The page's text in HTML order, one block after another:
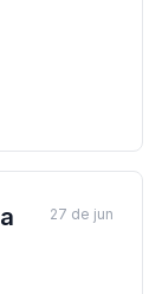
27 de jun